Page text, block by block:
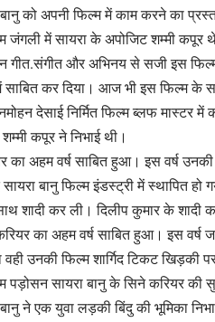
को अपनी फिल्म में काम करने का
जंगली में सायरा के अपोजिट शम्मी
गीत.संगीत और अभिनय से सजी इस
कर दिया। आज भी इस फिल्म के
देसाई निर्मित फिल्म ब्लफ
कपूर ने निभाई थी।
का अहम वर्ष साबित हुआ। इस वर्ष
बानु फिल्म इंडस्ट्री में स्थापित
शादी कर ली। दिलीप कुमार के शादी
का अहम वर्ष साबित हुआ। इस वर्ष
उनकी फिल्म शार्गिद टिकट खिड़की
पड़ोसन सायरा बानु के सिने करियर की
बानु ने एक युवा लड़की बिंदु की भूमिका